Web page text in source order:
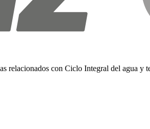
relacionados con Ciclo Integral del agua y